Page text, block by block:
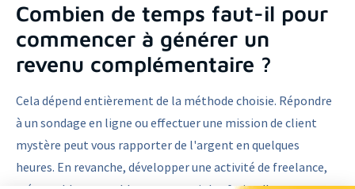
Combien de temps faut-il pour
commencer à générer un
revenu complémentaire ?
Cela dépend entièrement de la méthode choisie. Répondre
à un sondage en ligne ou effectuer une mission de client
mystère peut vous rapporter de l'argent en quelques
heures. En revanche, développer une activité de freelance,